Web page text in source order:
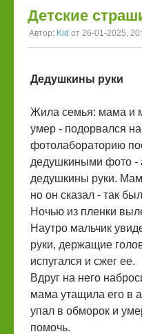
Детские
Автор: Kid от 26-01-2025,
Дедушкины руки
Жила семья: мама и
умер - подорвался
фотолабораторию
дедушкиными фото -
дедушкины руки.
но он сказал - так
Ночью из пленки
Наутро мальчик
руки, держащие
испугался и сжег ее.
Вдруг на него
мама утащила его в
упал в обморок и
помочь.